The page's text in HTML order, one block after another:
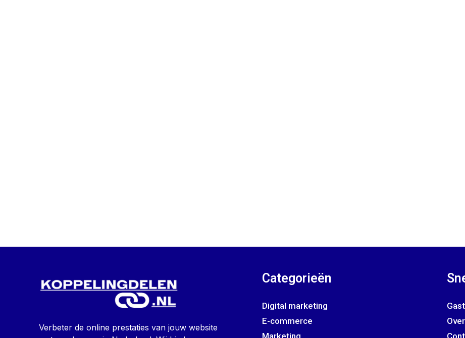
Verbeter de online prestaties van jouw website
Categorieën
Digital marketing
E-commerce
Marketing